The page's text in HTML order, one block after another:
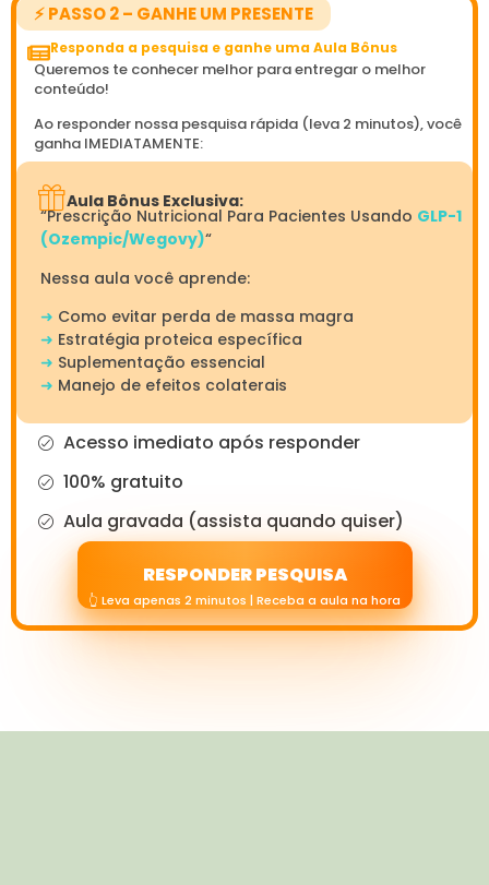
⚡️ PASSO 2 – GANHE UM PRESENTE
Responda a pesquisa e ganhe uma Aula Bônus
Queremos te conhecer melhor para entregar o melhor
conteúdo!
Ao responder nossa pesquisa rápida (leva 2 minutos), você
ganha IMEDIATAMENTE:
Aula Bônus Exclusiva:
“Prescrição Nutricional Para Pacientes Usando GLP-1
(Ozempic/Wegovy)“
Nessa aula você aprende:
➜ Como evitar perda de massa magra
➜ Estratégia proteica específica
➜ Suplementação essencial
➜ Manejo de efeitos colaterais
Acesso imediato após responder
100% gratuito
Aula gravada (assista quando quiser)
RESPONDER PESQUISA
👆 Leva apenas 2 minutos | Receba a aula na hora